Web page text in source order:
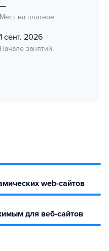
—
Мест на платное
1 сент. 2026
Начало занятий
web-сайтов
для веб-сайтов